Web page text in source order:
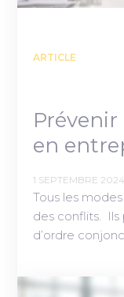
ARTICLE
en
1 SEPTEMBRE 2024
Tous les
des conflits. Ils
d’ordre